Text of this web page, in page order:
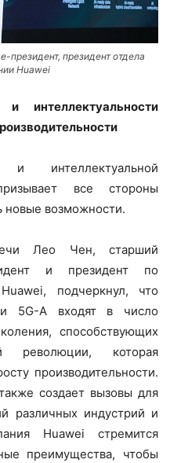
президент, президент отдела
Huawei
интеллектуальности
все стороны
новые возможности.
Лео Чен, старший
и президент по
подчеркнул, что
и 5G-A входят в число
способствующих
революции, которая
производительности.
создает вызовы для
различных индустрий и
Huawei стремится
преимущества, чтобы